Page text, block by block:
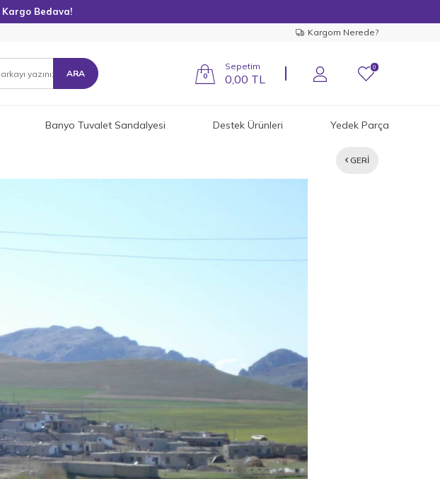
Kargo Bedava!
Kargom Nerede?
ARA 0
Sepetim
0,00 TL
0
Banyo Tuvalet Sandalyesi Destek Ürünleri Yedek Parça
GERI